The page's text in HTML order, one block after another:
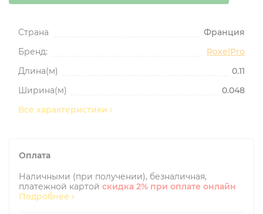
Страна
Франция
Бренд:
RoxelPro
Длина(м)
0.11
Ширина(м)
0.048
Все характеристики
Оплата
Наличными (при получении), безналичная,
платежной картой скидка 2% при оплате онлайн
Подробнее